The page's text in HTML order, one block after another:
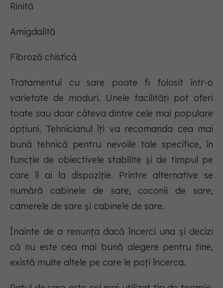
Rinită
Amigdalită
Fibroză chistică
Tratamentul cu sare poate fi folosit într-o
varietate de moduri. Unele facilități pot oferi
toate sau doar câteva dintre cele mai populare
opțiuni. Tehnicianul îți va recomanda cea mai
bună tehnică pentru nevoile tale specifice, în
funcție de obiectivele stabilite și de timpul pe
care îl ai la dispoziție. Printre alternative se
numără cabinele de sare, coconii de sare,
camerele de sare și cabinele de sare.
Înainte de a renunța dacă încerci una și decizi
că nu este cea mai bună alegere pentru tine,
există multe altele pe care le poți încerca.